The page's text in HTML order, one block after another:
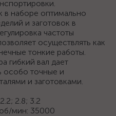
наборе оптимально
и заготовок в
частоты
осуществлять как
тонкие работы.
гибкий вал дает
особо точные и
и заготовками.
2.8; 3.2
мин: 35000